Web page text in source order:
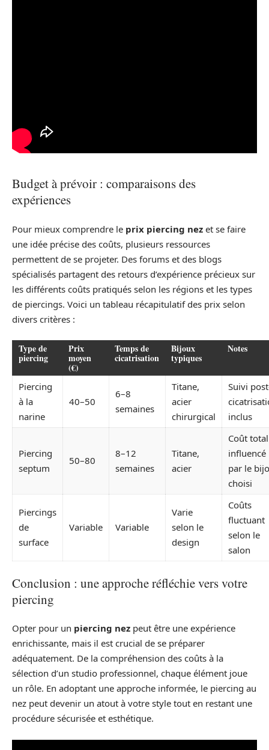
Budget à prévoir : comparaisons des
expériences
Pour mieux comprendre le prix piercing nez et se faire
une idée précise des coûts, plusieurs ressources
permettent de se projeter. Des forums et des blogs
spécialisés partagent des retours d’expérience précieux sur
les différents coûts pratiqués selon les régions et les types
de piercings. Voici un tableau récapitulatif des prix selon
divers critères :
Type de
piercing
Prix
moyen
(€)
Temps de
cicatrisation
Bijoux
typiques
Notes
Piercing
à la
narine
40–50
6–8
semaines
Titane,
acier
chirurgical
Suivi
inclus
Piercing
septum
50–80
8–12
semaines
Titane,
acier
Coût total
influencé
par le
choisi
Piercings
de
surface
Variable Variable
Varie
selon le
design
Coûts
fluctuant
selon le
salon
Conclusion : une approche réfléchie vers votre
piercing
Opter pour un piercing nez peut être une expérience
enrichissante, mais il est crucial de se préparer
adéquatement. De la compréhension des coûts à la
sélection d’un studio professionnel, chaque élément joue
un rôle. En adoptant une approche informée, le piercing au
nez peut devenir un atout à votre style tout en restant une
procédure sécurisée et esthétique.